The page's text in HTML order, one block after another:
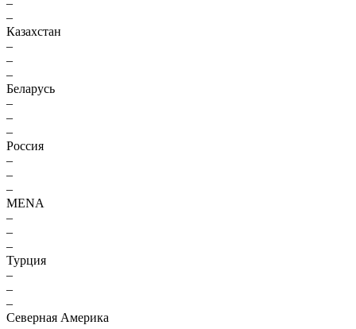
–
–
Казахстан
–
–
–
Беларусь
–
–
–
Россия
–
–
–
MENA
–
–
–
Турция
–
–
–
Северная Америка